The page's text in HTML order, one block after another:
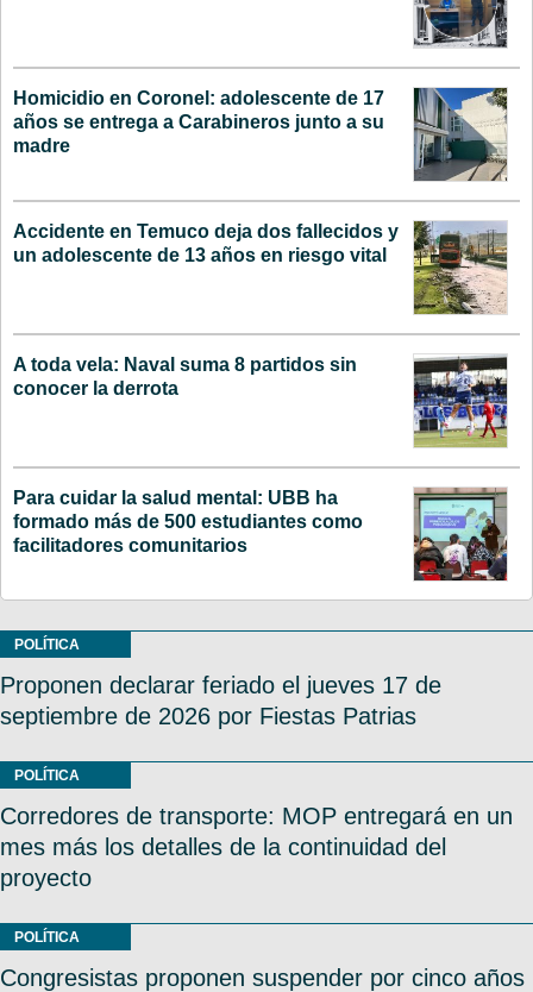
Homicidio en Coronel: adolescente de 17
años se entrega a Carabineros junto a su
madre
Accidente en Temuco deja dos fallecidos y
un adolescente de 13 años en riesgo vital
A toda vela: Naval suma 8 partidos sin
conocer la derrota
Para cuidar la salud mental: UBB ha
formado más de 500 estudiantes como
facilitadores comunitarios
POLÍTICA
Proponen declarar feriado el jueves 17 de
septiembre de 2026 por Fiestas Patrias
POLÍTICA
Corredores de transporte: MOP entregará en un
mes más los detalles de la continuidad del
proyecto
POLÍTICA
Congresistas proponen suspender por cinco años